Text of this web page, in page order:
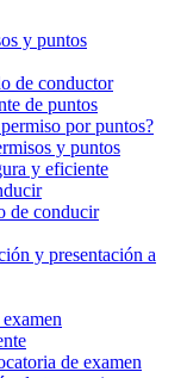
y puntos
de conductor
de puntos
por puntos?
y puntos
y eficiente
de conducir
y presentación a
de examen